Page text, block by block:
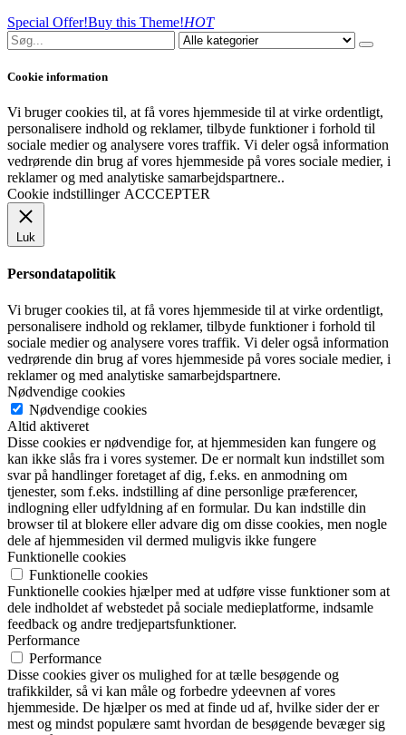
Special Offer!Buy this Theme!HOT
Cookie information
Vi bruger cookies til, at få vores hjemmeside til at virke ordentligt,
personalisere indhold og reklamer, tilbyde funktioner i forhold til
sociale medier og analysere vores traffik. Vi deler også information
vedrørende din brug af vores hjemmeside på vores sociale medier, i
reklamer og med analytiske samarbejdspartnere..
Cookie indstillinger ACCCEPTER
Luk
Persondatapolitik
Vi bruger cookies til, at få vores hjemmeside til at virke ordentligt,
personalisere indhold og reklamer, tilbyde funktioner i forhold til
sociale medier og analysere vores traffik. Vi deler også information
vedrørende din brug af vores hjemmeside på vores sociale medier, i
reklamer og med analytiske samarbejdspartnere.
Nødvendige cookies
Nødvendige cookies
Altid aktiveret
Disse cookies er nødvendige for, at hjemmesiden kan fungere og
kan ikke slås fra i vores systemer. De er normalt kun indstillet som
svar på handlinger foretaget af dig, f.eks. en anmodning om
tjenester, som f.eks. indstilling af dine personlige præferencer,
indlogning eller udfyldning af en formular. Du kan indstille din
browser til at blokere eller advare dig om disse cookies, men nogle
dele af hjemmesiden vil dermed muligvis ikke fungere
Funktionelle cookies
Funktionelle cookies
Funktionelle cookies hjælper med at udføre visse funktioner som at
dele indholdet af webstedet på sociale medieplatforme, indsamle
feedback og andre tredjepartsfunktioner.
Performance
Performance
Disse cookies giver os mulighed for at tælle besøgende og
trafikkilder, så vi kan måle og forbedre ydeevnen af vores
hjemmeside. De hjælper os med at finde ud af, hvilke sider der er
mest og mindst populære samt hvordan de besøgende bevæger sig